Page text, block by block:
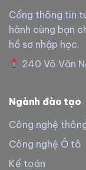
Cổng thông tin
hành cùng bạn
hồ sơ nhập học.
240 Võ Văn
Ngành đào tạo
Công nghệ
Công nghệ Ô tô
Kế toán